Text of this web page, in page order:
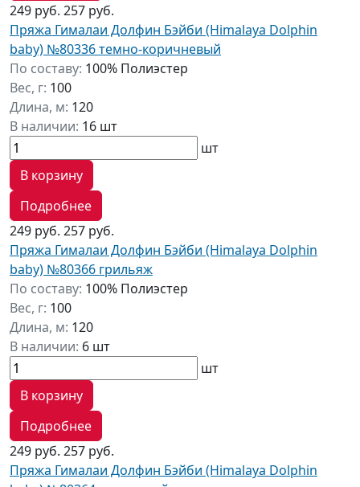
249 руб. 257 руб.
Пряжа Гималаи Долфин Бэйби (Himalaya Dolphin
baby) №80336 темно-коричневый
По составу: 100% Полиэстер
Вес, г: 100
Длина, м: 120
В наличии: 16 шт
шт
В корзину
Подробнее
249 руб. 257 руб.
Пряжа Гималаи Долфин Бэйби (Himalaya Dolphin
baby) №80366 грильяж
По составу: 100% Полиэстер
Вес, г: 100
Длина, м: 120
В наличии: 6 шт
шт
В корзину
Подробнее
249 руб. 257 руб.
Пряжа Гималаи Долфин Бэйби (Himalaya Dolphin